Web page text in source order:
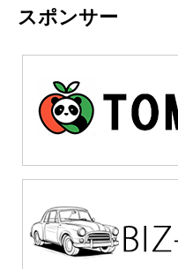
られるかどうかを指すの
大切となる。
意識しながら仕事をして
おり、「許可されるまで
えているのではないかと
合わせていない場合、何
か問題が発生したときに
を間違えたのかを追求す
あるが、実際のプロジェ
クトでは誤ったことを反
省しつつ修正しながら進
判断力の真髄
発プロジェクトのPM）だ
デジタルのような見方を
している人もいる。特に
今日のシステムに関する
ないような、ウエットで
要となる。
まとめ
たとえ能力の高いPMだっ
たとしても、仕事になる
よる懲罰を恐れたりする
りのない判断をしがちで
ある。システムに関する
プロジェクトがなかなか
前へ進まない理由でもあ
スポンサー